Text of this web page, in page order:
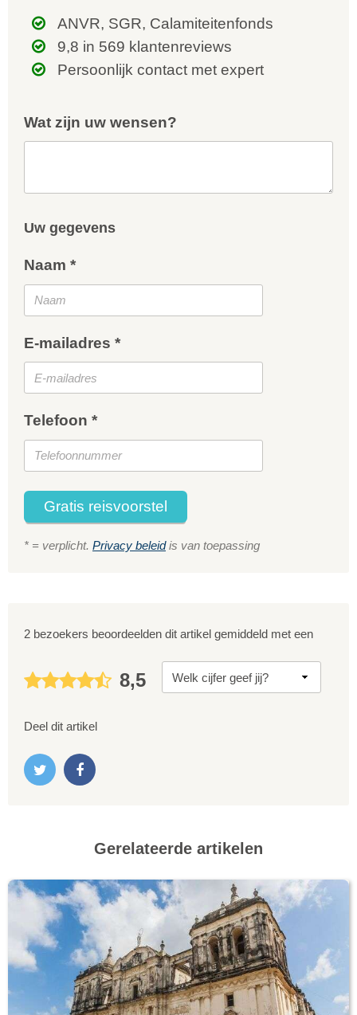
ANVR, SGR, Calamiteitenfonds
9,8 in 569 klantenreviews
Persoonlijk contact met expert
Wat zijn uw wensen?
Uw gegevens
Naam *
E-mailadres *
Telefoon *
Gratis reisvoorstel
* = verplicht. Privacy beleidis van toepassing
2 bezoekers beoordeelden dit artikel gemiddeld met een
8,5
Deel dit artikel
Gerelateerde artikelen